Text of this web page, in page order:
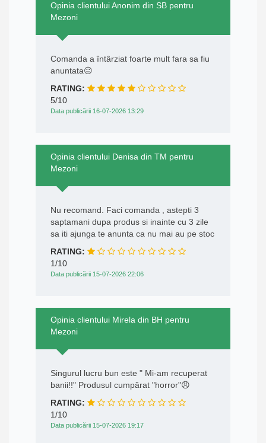
Opinia clientului Anonim din SB pentru
Mezoni
Comanda a întârziat foarte mult fara sa fiu
anuntata😐
RATING:
5/10
Data publicării 16-07-2026 13:29
Opinia clientului Denisa din TM pentru
Mezoni
Nu recomand. Faci comanda , astepti 3
saptamani dupa produs si inainte cu 3 zile
sa iti ajunga te anunta ca nu mai au pe stoc
RATING:
1/10
Data publicării 15-07-2026 22:06
Opinia clientului Mirela din BH pentru
Mezoni
Singurul lucru bun este " Mi-am recuperat
banii!!" Produsul cumpărat "horror"😠
RATING:
1/10
Data publicării 15-07-2026 19:17